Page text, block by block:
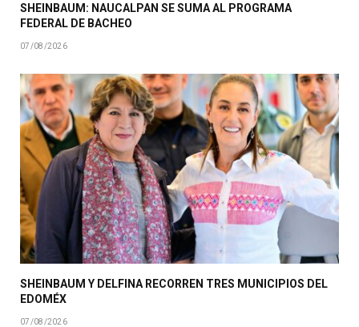
SHEINBAUM: NAUCALPAN SE SUMA AL PROGRAMA
FEDERAL DE BACHEO
07/08/2026
SHEINBAUM Y DELFINA RECORREN TRES MUNICIPIOS DEL
EDOMÉX
07/08/2026